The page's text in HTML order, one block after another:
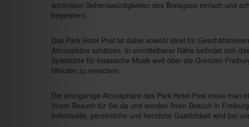
schönsten Sehenswürdigkeiten des Breisgaus einfach und
begeistern.
Das Park Hotel Post ist dabei sowohl ideal für
Atmosphäre schätzen. In unmittelbarer Nähe befindet sich
Spielstätte für klassische Musik weit über die Grenzen
Minuten zu erreichen.
Die einzigartige Atmosphäre des Park Hotel Post muss man
Ihrem Besuch für Sie da und werden Ihren Besuch in
individuelle, persönliche und herzliche Gastlichkeit wird bei